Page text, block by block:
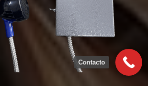
Contacto